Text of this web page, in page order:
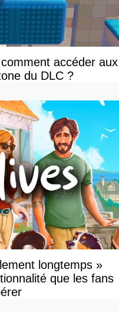
accéder aux
du DLC ?
longtemps »
que les fans